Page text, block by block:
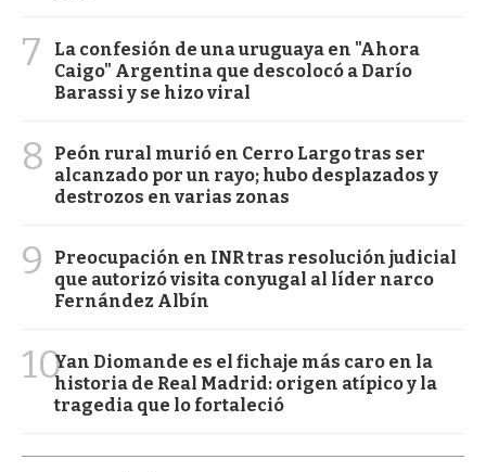
7
La confesión de una uruguaya en "Ahora
Caigo" Argentina que descolocó a Darío
Barassi y se hizo viral
8
Peón rural murió en Cerro Largo tras ser
alcanzado por un rayo; hubo desplazados y
destrozos en varias zonas
9
Preocupación en INR tras resolución judicial
que autorizó visita conyugal al líder narco
Fernández Albín
10Yan Diomande es el fichaje más caro en la
historia de Real Madrid: origen atípico y la
tragedia que lo fortaleció